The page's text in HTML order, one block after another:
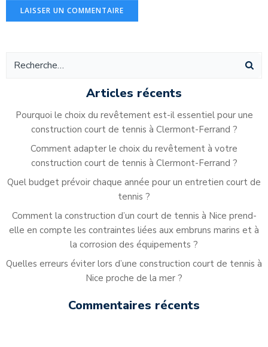
Articles récents
Pourquoi le choix du revêtement est-il essentiel pour une
construction court de tennis à Clermont-Ferrand ?
Comment adapter le choix du revêtement à votre
construction court de tennis à Clermont-Ferrand ?
Quel budget prévoir chaque année pour un entretien court de
tennis ?
Comment la construction d’un court de tennis à Nice prend-
elle en compte les contraintes liées aux embruns marins et à
la corrosion des équipements ?
Quelles erreurs éviter lors d’une construction court de tennis à
Nice proche de la mer ?
Commentaires récents